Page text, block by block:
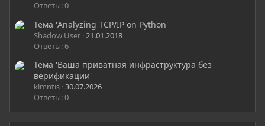
Ответы: 0
Тема 'Analyzing TCP/IP on Python'
Shadow User 21.01.2018
Ответы: 6
Тема 'Ваша приватная инфраструктура без
верификации'
klmntis 30.07.2026
Ответы: 0